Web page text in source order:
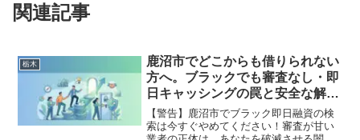
関連記事
栃木
鹿沼市でどこからも借りられない
方へ。ブラックでも審査なし・即
日キャッシングの罠と安全な解決
策
【警告】鹿沼市でブラック即日融資の検
索は今すぐやめてください！審査が甘い